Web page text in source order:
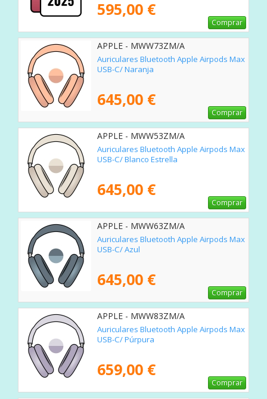
595,00 €
Comprar
APPLE - MWW73ZM/A
Auriculares Bluetooth Apple Airpods Max
USB-C/ Naranja
645,00 €
Comprar
APPLE - MWW53ZM/A
Auriculares Bluetooth Apple Airpods Max
USB-C/ Blanco Estrella
645,00 €
Comprar
APPLE - MWW63ZM/A
Auriculares Bluetooth Apple Airpods Max
USB-C/ Azul
645,00 €
Comprar
APPLE - MWW83ZM/A
Auriculares Bluetooth Apple Airpods Max
USB-C/ Púrpura
659,00 €
Comprar